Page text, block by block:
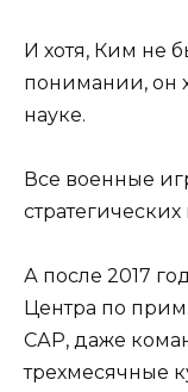
И хотя, Ким не
понимании, он
науке.
Все военные
А после 2017
Центра по
САР, даже
трехмесячные